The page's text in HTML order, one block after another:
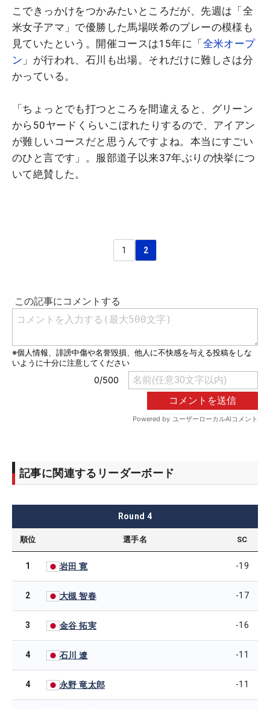
こできっかけをつかみたいところだが、先週は「全
米女子アマ」で優勝した馬場咲希のプレーの模様も
見ていたという。開催コースは15年に「 全米オープ
ン 」が行われ、石川も出場。それだけに難しさは分
かっている。
「ちょっとでも打つところを間違えると、グリーン
から50ヤードくらいこぼれたりするので、アイアン
が難しいコースだと思うんですよね。本当にすごい
のひと言です」。服部道子以来37年ぶりの快挙につ
いて絶賛した。
1 2
記事に関連するリーダーボード
Round 4
順位 選手名 SC
1 岩田 寛 -19
2 大槻 智春 -17
3 金谷 拓実 -16
4 石川 遼 -11
4 永野 竜太郎 -11